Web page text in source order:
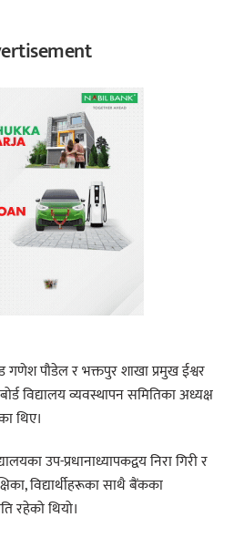
पौडेल र भक्तपुर शाखा प्रमुख ईश्वर
विद्यालय व्यवस्थापन समितिका अध्यक्ष
थिए।
उप-प्रधानाध्यापकद्वय निरा गिरी र
विद्यार्थीहरूका साथै बैंकका
रहेको थियो।